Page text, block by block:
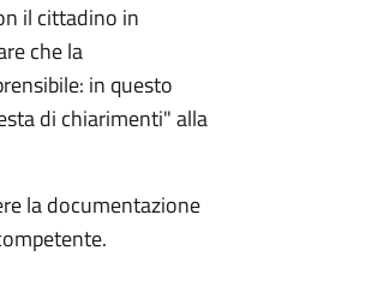
il cittadino in
che la
in questo
di chiarimenti" alla
la documentazione